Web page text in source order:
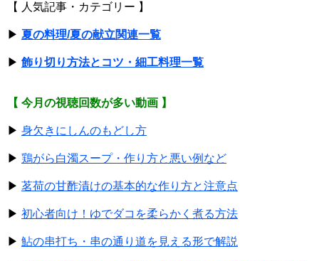
【 人気記事・カテゴリー 】
▶ 夏の料理/夏の献立関連一覧
▶ 飾り切り方法とコツ・細工料理一覧
【 今月の視聴回数が多い動画 】
▶ 身欠きにしんのもどし方
▶ 鶏がら白濁スープ・作り方と悪い例など
▶ 茗荷の甘酢漬けの基本的な作り方と注意点
▶ 初心者向け！ゆでダコを柔らかく煮る方法
▶ 鮎の串打ち・串の通り道を見える形で解説